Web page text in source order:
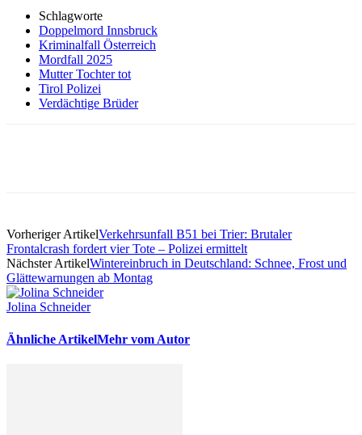
Schlagworte
Doppelmord Innsbruck
Kriminalfall Österreich
Mordfall 2025
Mutter Tochter tot
Tirol Polizei
Verdächtige Brüder
Vorheriger ArtikelVerkehrsunfall B51 bei Trier: Brutaler
Frontalcrash fordert vier Tote – Polizei ermittelt
Nächster ArtikelWintereinbruch in Deutschland: Schnee, Frost und
Glättewarnungen ab Montag
Jolina Schneider
Ähnliche ArtikelMehr vom Autor